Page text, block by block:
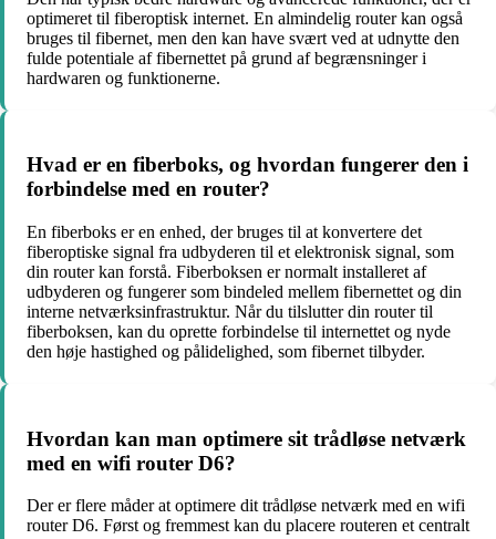
optimeret til fiberoptisk internet. En almindelig router kan også
bruges til fibernet, men den kan have svært ved at udnytte den
fulde potentiale af fibernettet på grund af begrænsninger i
hardwaren og funktionerne.
Hvad er en fiberboks, og hvordan fungerer den i
forbindelse med en router?
En fiberboks er en enhed, der bruges til at konvertere det
fiberoptiske signal fra udbyderen til et elektronisk signal, som
din router kan forstå. Fiberboksen er normalt installeret af
udbyderen og fungerer som bindeled mellem fibernettet og din
interne netværksinfrastruktur. Når du tilslutter din router til
fiberboksen, kan du oprette forbindelse til internettet og nyde
den høje hastighed og pålidelighed, som fibernet tilbyder.
Hvordan kan man optimere sit trådløse netværk
med en wifi router D6?
Der er flere måder at optimere dit trådløse netværk med en wifi
router D6. Først og fremmest kan du placere routeren et centralt